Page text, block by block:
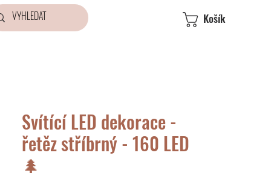
Košík
Svítící LED dekorace -
řetěz stříbrný - 160 LED
🌲